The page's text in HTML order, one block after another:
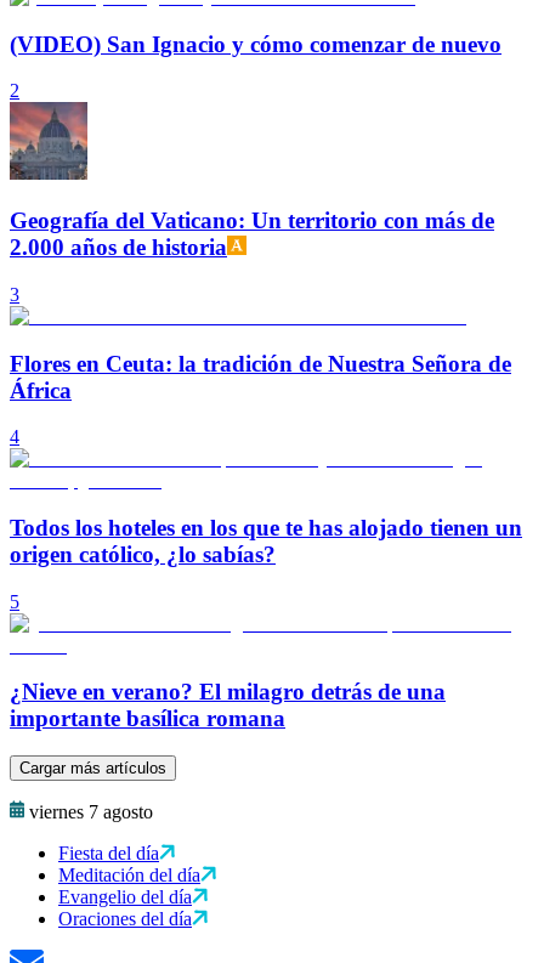
(VIDEO) San Ignacio y cómo comenzar de nuevo
2
Geografía del Vaticano: Un territorio con más de
2.000 años de historia
3
Flores en Ceuta: la tradición de Nuestra Señora de
África
4
Todos los hoteles en los que te has alojado tienen un
origen católico, ¿lo sabías?
5
¿Nieve en verano? El milagro detrás de una
importante basílica romana
Cargar más artículos
viernes 7 agosto
Fiesta del día
Meditación del día
Evangelio del día
Oraciones del día